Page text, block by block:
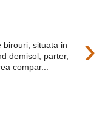
›
birouri, situata in
demisol, parter,
compar...